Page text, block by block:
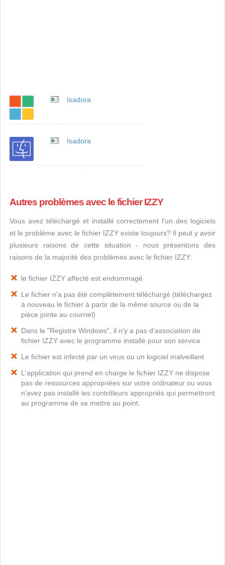
Isadora
Isadora
Autres problèmes avec le fichier IZZY
Vous avez téléchargé et installé correctement l'un des logiciels
et le problème avec le fichier IZZY existe toujours? Il peut y avoir
plusieurs raisons de cette situation - nous présentons des
raisons de la majorité des problèmes avec le fichier IZZY:
le fichier IZZY affecté est endommagé
Le fichier n'a pas été complètement téléchargé (téléchargez
à nouveau le fichier à partir de la même source ou de la
pièce jointe au courriel)
Dans le "Registre Windows", il n'y a pas d'association de
fichier IZZY avec le programme installé pour son service
Le fichier est infecté par un virus ou un logiciel malveillant
L'application qui prend en charge le fichier IZZY ne dispose
pas de ressources appropriées sur votre ordinateur ou vous
n'avez pas installé les contrôleurs appropriés qui permettront
au programme de se mettre au point.